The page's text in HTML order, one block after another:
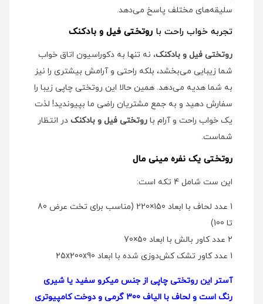
سلیقه‌های مختلف پاسخ می‌دهد.
تجربه خواب راحت با روتختی فیل و بادکنک
روتختی فیل و بادکنک، نه تنها به دکوراسیون اتاق خواب
شما زیبایی می‌بخشد، بلکه راحتی و آرامش بیشتری را نیز
به شما هدیه می‌دهد. همین حالا این روتختی چاپی زیبا را
سفارش دهید و به جمع مشتریان راضی ما بپیوندید! لذت
یک خواب راحت و آرام با روتختی فیل و بادکنک در انتظار
شماست.
روتختی یک نفره مینی مال
این ست شامل 4 تکه است:
1 عدد لحاف با ابعاد 150×220 (مناسب برای تخت عرض 80
تا 100)
2 عدد کاور بالش با ابعاد 50×70
1 عدد کاور تشک کش‌دوزی شده با ابعاد 25x200x90
آستر این روتختی چاپی از جنس میکرو سفید یا شیری
رنگ است و لحاف با الیاف 300 گرمی و دوخت کامپیوتری